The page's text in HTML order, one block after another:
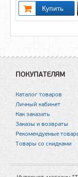
ПОКУПАТЕЛЯМ
Каталог товаров
Личный кабинет
Как заказать
Заказы и возвраты
Рекомендуемые
Товары со скидками